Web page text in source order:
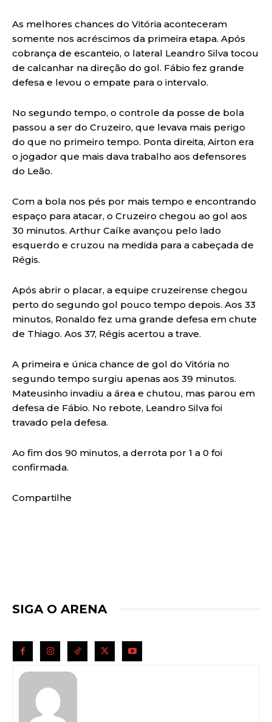
As melhores chances do Vitória aconteceram
somente nos acréscimos da primeira etapa. Após
cobrança de escanteio, o lateral Leandro Silva tocou
de calcanhar na direção do gol. Fábio fez grande
defesa e levou o empate para o intervalo.
No segundo tempo, o controle da posse de bola
passou a ser do Cruzeiro, que levava mais perigo
do que no primeiro tempo. Ponta direita, Airton era
o jogador que mais dava trabalho aos defensores
do Leão.
Com a bola nos pés por mais tempo e encontrando
espaço para atacar, o Cruzeiro chegou ao gol aos
30 minutos. Arthur Caíke avançou pelo lado
esquerdo e cruzou na medida para a cabeçada de
Régis.
Após abrir o placar, a equipe cruzeirense chegou
perto do segundo gol pouco tempo depois. Aos 33
minutos, Ronaldo fez uma grande defesa em chute
de Thiago. Aos 37, Régis acertou a trave.
A primeira e única chance de gol do Vitória no
segundo tempo surgiu apenas aos 39 minutos.
Mateusinho invadiu a área e chutou, mas parou em
defesa de Fábio. No rebote, Leandro Silva foi
travado pela defesa.
Ao fim dos 90 minutos, a derrota por 1 a 0 foi
confirmada.
Compartilhe
SIGA O ARENA